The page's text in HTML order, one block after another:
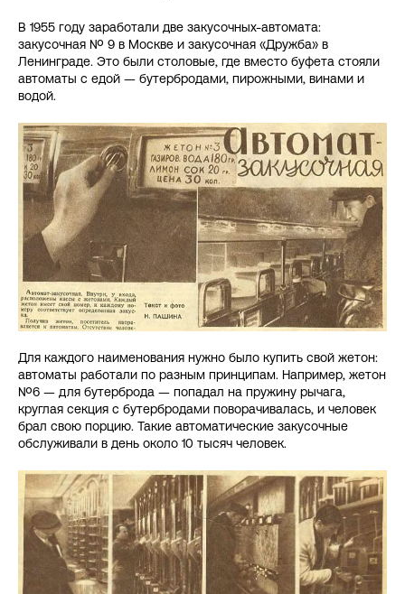
В 1955 году заработали две закусочных-автомата:
закусочная № 9 в Москве и закусочная «Дружба» в
Ленинграде. Это были столовые, где вместо буфета стояли
автоматы с едой — бутербродами, пирожными, винами и
водой.
Для каждого наименования нужно было купить свой жетон:
автоматы работали по разным принципам. Например, жетон
№6 — для бутерброда — попадал на пружину рычага,
круглая секция с бутербродами поворачивалась, и человек
брал свою порцию. Такие автоматические закусочные
обслуживали в день около 10 тысяч человек.